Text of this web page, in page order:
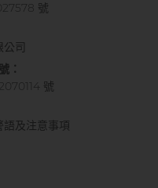
號
公司
：
號
語及注意事項